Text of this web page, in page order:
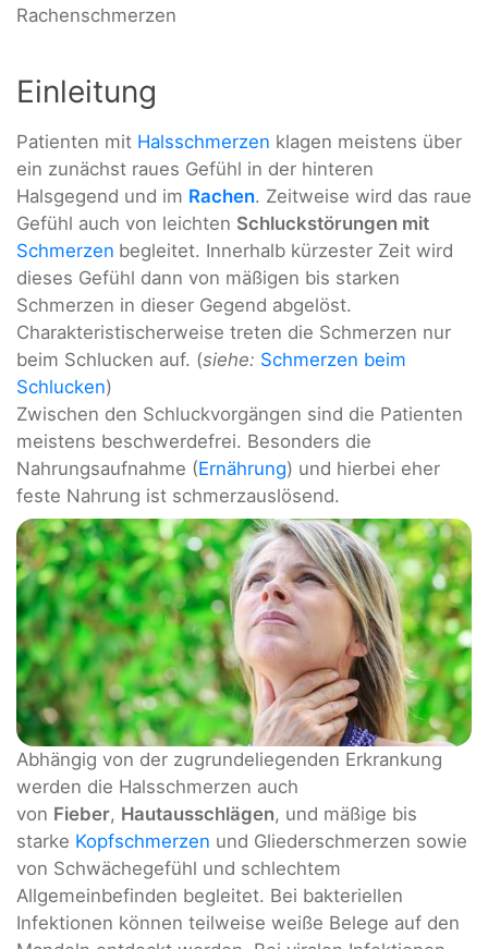
Rachenschmerzen
Einleitung
Patienten mit Halsschmerzen klagen meistens über
ein zunächst raues Gefühl in der hinteren
Halsgegend und im Rachen. Zeitweise wird das raue
Gefühl auch von leichten Schluckstörungen mit
Schmerzen begleitet. Innerhalb kürzester Zeit wird
dieses Gefühl dann von mäßigen bis starken
Schmerzen in dieser Gegend abgelöst.
Charakteristischerweise treten die Schmerzen nur
beim Schlucken auf. (siehe: Schmerzen beim
Schlucken)
Zwischen den Schluckvorgängen sind die Patienten
meistens beschwerdefrei. Besonders die
Nahrungsaufnahme (Ernährung) und hierbei eher
feste Nahrung ist schmerzauslösend.
Abhängig von der zugrundeliegenden Erkrankung
werden die Halsschmerzen auch
von Fieber, Hautausschlägen, und mäßige bis
starke Kopfschmerzen und Gliederschmerzen sowie
von Schwächegefühl und schlechtem
Allgemeinbefinden begleitet. Bei bakteriellen
Infektionen können teilweise weiße Belege auf den